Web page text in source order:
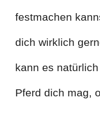
festmachen
dich wirklich
kann es
Pferd dich mag,